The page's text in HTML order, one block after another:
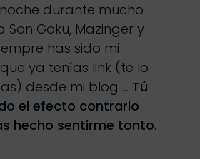
durante mucho
Goku, Mazinger y
has sido mi
ya tenías link (te lo
desde mi blog … Tú
el efecto contrario
hecho sentirme tonto.